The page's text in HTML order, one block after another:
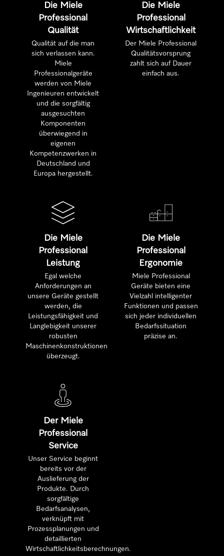
Die Miele
Professional
Qualität
Qualität auf die man
sich verlassen kann.
Miele
Professionalgeräte
werden von Miele
Ingenieuren entwickelt
und die sorgfältig
ausgesuchten
Komponenten
überwiegend in
eigenen
Kompetenzwerken in
Deutschland und
Europa hergestellt.
Die Miele
Professional
Wirtschaftlichkeit
Der Miele Professional
Qualitätsvorsprung
zahlt sich auf Dauer
einfach aus.
Die Miele
Professional
Leistung
Egal welche
Anforderungen an
unsere Geräte gestellt
werden, die
Leistungsfähigkeit und
Langlebigkeit unserer
robusten
Maschinenkonstruktionen
überzeugt.
Die Miele
Professional
Ergonomie
Miele Professional
Geräte bieten eine
Vielzahl intelligenter
Funktionen und passen
sich jeder individuellen
Bedarfssituation
präzise an.
Der Miele
Professional
Service
Unser Service beginnt
bereits vor der
Auslieferung der
Produkte. Durch
sorgfältige
Bedarfsanalysen,
verknüpft mit
Prozessplanungen und
detaillierten
Wirtschaftlichkeitsberechnungen.